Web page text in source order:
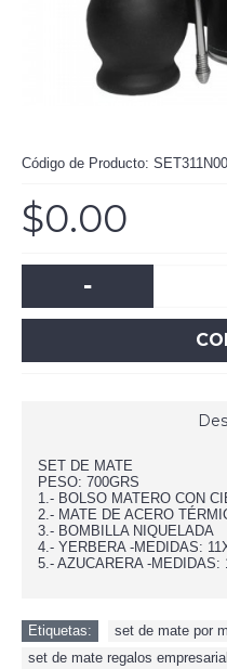
Código de Producto:
$0.00
-
SET DE MATE
PESO: 700GRS
1.- BOLSO MATERO CON
2.- MATE DE ACERO
3.- BOMBILLA NIQUELADA
4.- YERBERA -MEDIDAS:
5.- AZUCARERA -MEDIDAS:
Etiquetas: set de mate por
set de mate regalos